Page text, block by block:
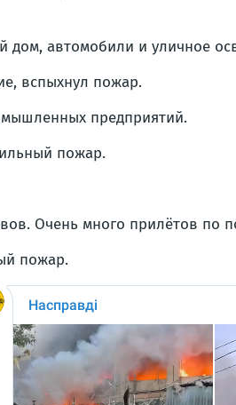
дом, автомобили и уличное
вспыхнул пожар.
предприятий.
пожар.
Очень много прилётов по
пожар.